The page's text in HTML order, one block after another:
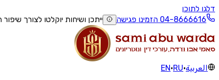
דלגו לתוכן
הזמינו פגישה ייתכן ושיחות יוקלטו לצורך
العربية·
EN·RU